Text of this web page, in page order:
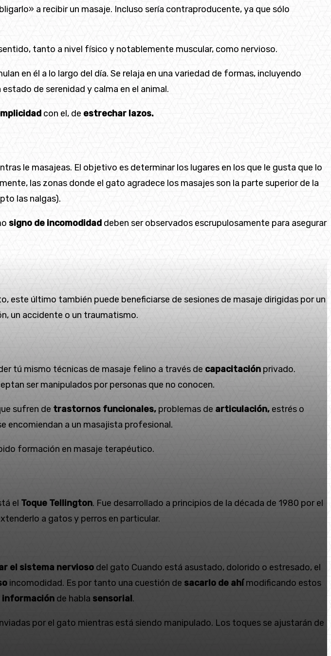
a recibir un masaje. Incluso sería contraproducente, ya que sólo
tanto a nivel físico y notablemente muscular, como nervioso.
en él a lo largo del día. Se relaja en una variedad de formas, incluyendo
de serenidad y calma en el animal.
con el, de estrechar lazos.
le masajeas. El objetivo es determinar los lugares en los que le gusta que lo
las zonas donde el gato agradece los masajes son la parte superior de la
las nalgas).
signo de incomodidad deben ser observados escrupulosamente para asegurar
este último también puede beneficiarse de sesiones de masaje dirigidas por un
un accidente o un traumatismo.
tú mismo técnicas de masaje felino a través de capacitación privado.
ser manipulados por personas que no conocen.
sufren de trastornos funcionales, problemas de articulación, estrés o
encomiendan a un masajista profesional.
formación en masaje terapéutico.
el Toque Tellington. Fue desarrollado a principios de la década de 1980 por el
a gatos y perros en particular.
el sistema nervioso del gato Cuando está asustado, dolorido o estresado, el
incomodidad. Es por tanto una cuestión de sacarlo de ahímodificando estos
información de habla sensorial.
por el gato mientras está siendo manipulado. Los toques se ajustarán de